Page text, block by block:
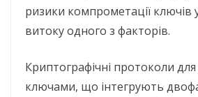
ризики компрометації ключів
витоку одного з факторів.
Криптографічні протоколи
ключами, що інтегрують